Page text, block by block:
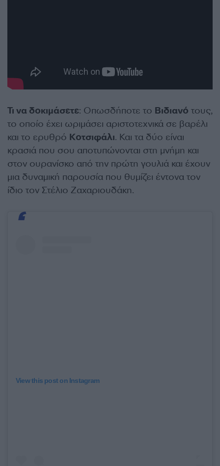
Τι να δοκιμάσετε: Οπωσδήποτε το Βιδιανό τους,
το οποίο έχει ωριμάσει αριστοτεχνικά σε βαρέλι
και το ερυθρό Κοτσιφάλι. Και τα δύο είναι
κρασιά που σου αποτυπώνονται στη μνήμη και
στον ουρανίσκο από την πρώτη γουλιά και έχουν
μια δυναμική παρουσία που θυμίζει έντονα τον
ίδιο τον Στέλιο Ζαχαριουδάκη.
View this post on Instagram